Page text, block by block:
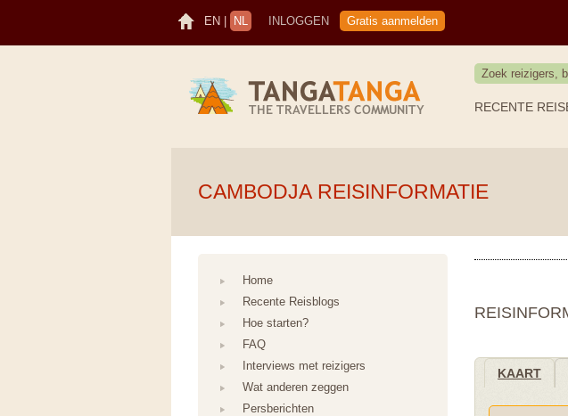
EN NL INLOGGEN Gratis aanmelden
RECENTE
CAMBODJA REISINFORMATIE
KAART
Home
Recente Reisblogs
Hoe starten?
FAQ
Interviews met reizigers
Wat anderen zeggen
Persberichten